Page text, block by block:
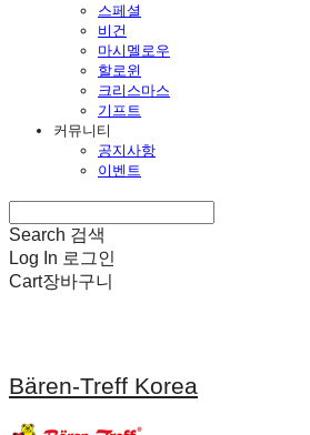
스페셜
비건
마시멜로우
할로윈
크리스마스
기프트
커뮤니티
공지사항
이벤트
Search 검색
Log In 로그인
Cart장바구니
Bären-Treff Korea